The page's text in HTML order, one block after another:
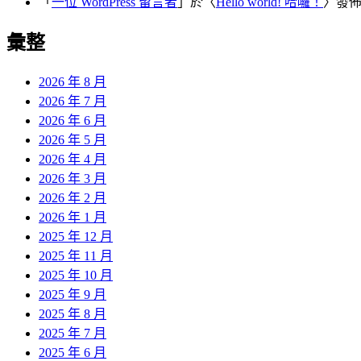
彙整
2026 年 8 月
2026 年 7 月
2026 年 6 月
2026 年 5 月
2026 年 4 月
2026 年 3 月
2026 年 2 月
2026 年 1 月
2025 年 12 月
2025 年 11 月
2025 年 10 月
2025 年 9 月
2025 年 8 月
2025 年 7 月
2025 年 6 月